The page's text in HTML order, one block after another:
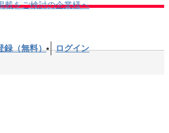
載をご検討の企業様へ
録（無料） ログイン